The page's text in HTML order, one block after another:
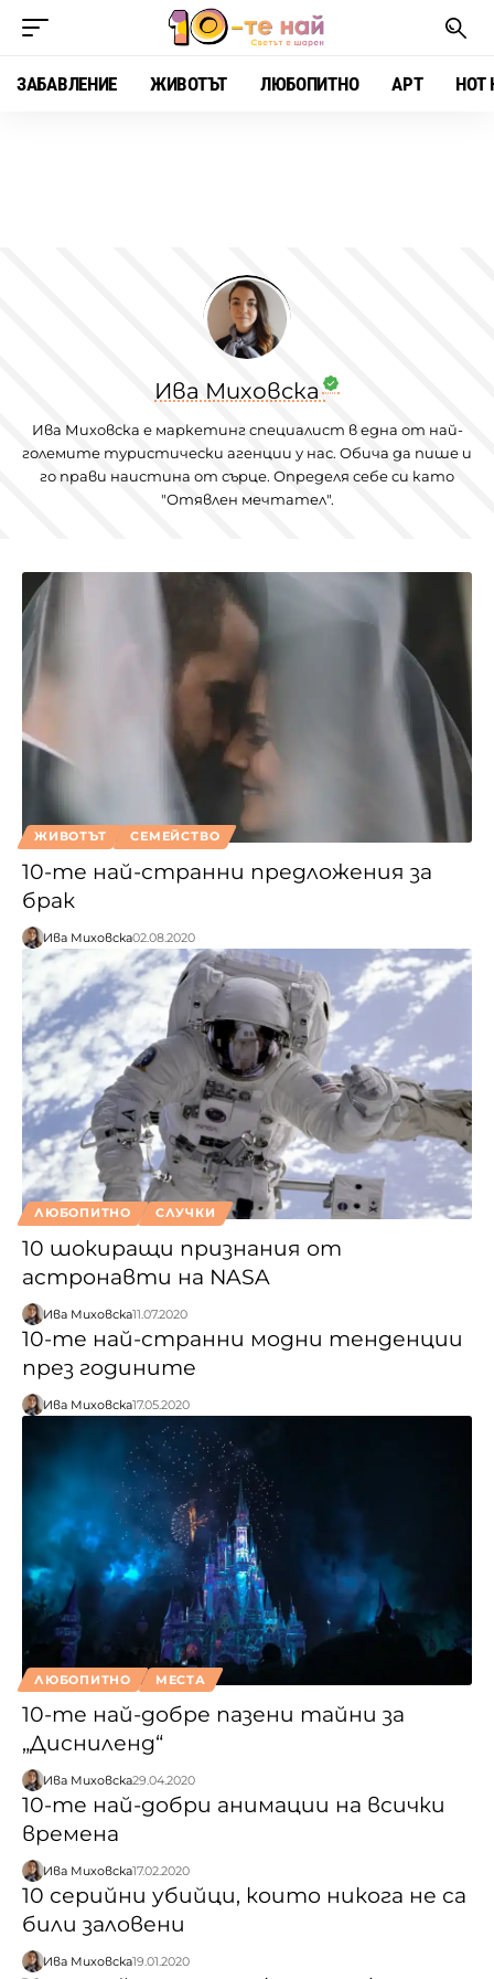
ЗАБАВЛЕНИЕ ЖИВОТЪТ ЛЮБОПИТНО АРТ HOT
Ива Миховска
Ива Миховска е маркетинг специалист в една от най-
големите туристически агенции у нас. Обича да пише и
го прави наистина от сърце. Определя себе си като
"Отявлен мечтател".
ЖИВОТЪТ СЕМЕЙСТВО
10-те най-странни предложения за
брак
Ива Миховска02.08.2020
ЛЮБОПИТНО СЛУЧКИ
10 шокиращи признания от
астронавти на NASA
Ива Миховска11.07.2020
10-те най-странни модни тенденции
през годините
Ива Миховска17.05.2020
ЛЮБОПИТНО МЕСТА
10-те най-добре пазени тайни за
„Дисниленд“
Ива Миховска29.04.2020
10-те най-добри анимации на всички
времена
Ива Миховска17.02.2020
10 серийни убийци, които никога не са
били заловени
Ива Миховска19.01.2020